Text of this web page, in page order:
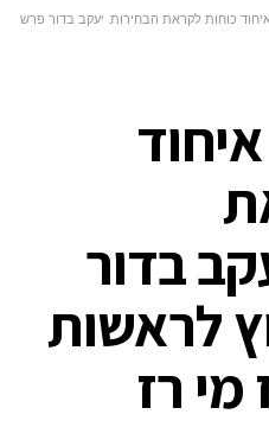
ה-90 איחוד כוחות לקראת הבחירות. יעקב בדור פרש
בדקה ה-90 איחוד
בדור
לראשות
רז